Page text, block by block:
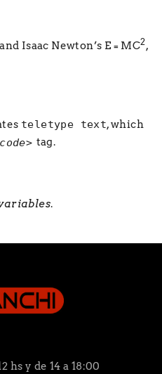
Isaac Newton’s E = MC2,
teletype text, which
tag.
.
hs y de 14 a 18:00